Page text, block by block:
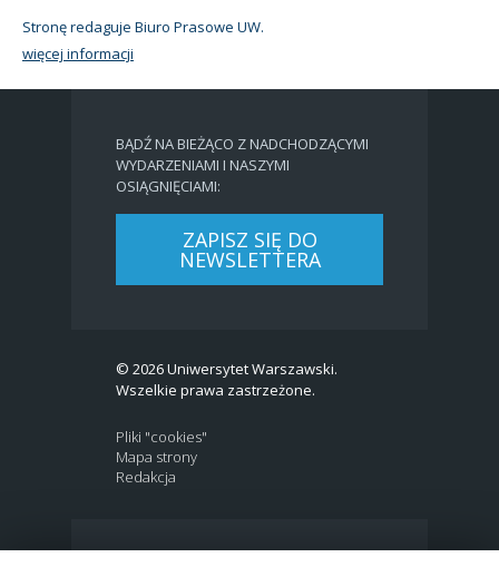
Stronę redaguje Biuro Prasowe UW.
więcej informacji
BĄDŹ NA BIEŻĄCO Z NADCHODZĄCYMI
WYDARZENIAMI I NASZYMI
OSIĄGNIĘCIAMI:
ZAPISZ SIĘ DO
NEWSLETTERA
© 2026 Uniwersytet Warszawski.
Wszelkie prawa zastrzeżone.
Pliki "cookies"
Mapa strony
Redakcja